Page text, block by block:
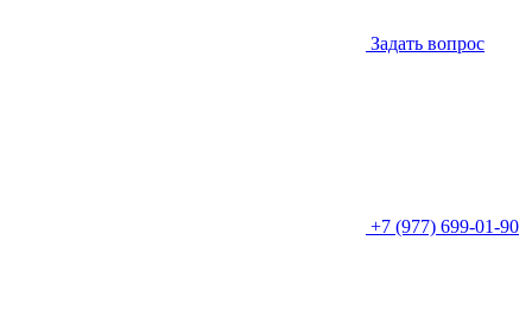
Задать вопрос
+7 (977) 699-01-90